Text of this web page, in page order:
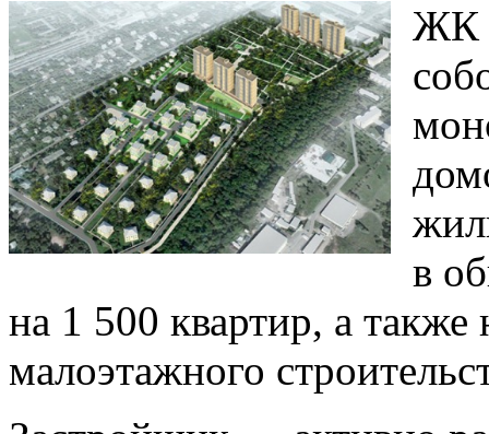
ЖК
в
на 1 500 квартир, а также
малоэтажного